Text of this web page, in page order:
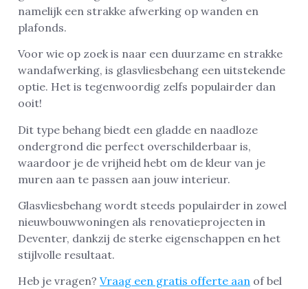
namelijk een strakke afwerking op wanden en
plafonds.
Voor wie op zoek is naar een duurzame en strakke
wandafwerking, is glasvliesbehang een uitstekende
optie. Het is tegenwoordig zelfs populairder dan
ooit!
Dit type behang biedt een gladde en naadloze
ondergrond die perfect overschilderbaar is,
waardoor je de vrijheid hebt om de kleur van je
muren aan te passen aan jouw interieur.
Glasvliesbehang wordt steeds populairder in zowel
nieuwbouwwoningen als renovatieprojecten in
Deventer, dankzij de sterke eigenschappen en het
stijlvolle resultaat.
Heb je vragen? Vraag een gratis offerte aan of bel